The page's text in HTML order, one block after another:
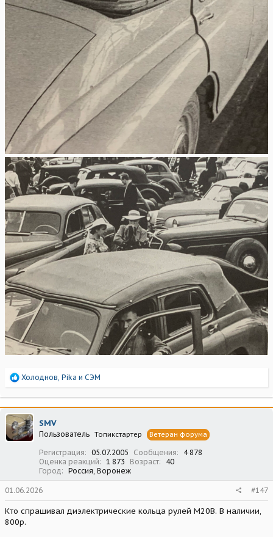
Р
а
к
ц
и
и
Холоднов, Pika и СЭМ
SMV
Пользователь Топикстартер Ветеран форума
Регистрация 05.07.2005 Сообщения
4 878
Оценка реакций
1 873 Возраст
40
Город
Россия, Воронеж
01.06.2026 #147
Кто спрашивал диэлектрические кольца рулей М20В. В наличии,
800р.